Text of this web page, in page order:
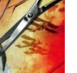
apskati, kas
no Polijas